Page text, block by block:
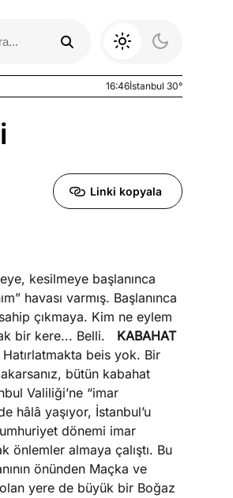
16:46İstanbul 30°
Linki kopyala
kesilmeye başlanınca
havası varmış. Başlanınca
çıkmaya. Kim ne eylem
bir kere... Belli. KABAHAT
beis yok. Bir
bütün kabahat
Valiliği’ne “imar
hâlâ yaşıyor, İstanbul’u
dönemi imar
önlemler almaya çalıştı. Bu
önünden Maçka ve
yere de büyük bir Boğaz